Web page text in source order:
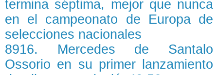
termina séptima, mejor que nunca
en el campeonato de Europa de
selecciones nacionales
8916. Mercedes de Santalo
Ossorio en su primer lanzamiento